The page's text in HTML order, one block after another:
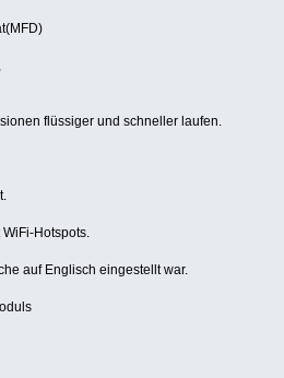
flüssiger und schneller laufen.
Hotspots.
auf Englisch eingestellt war.